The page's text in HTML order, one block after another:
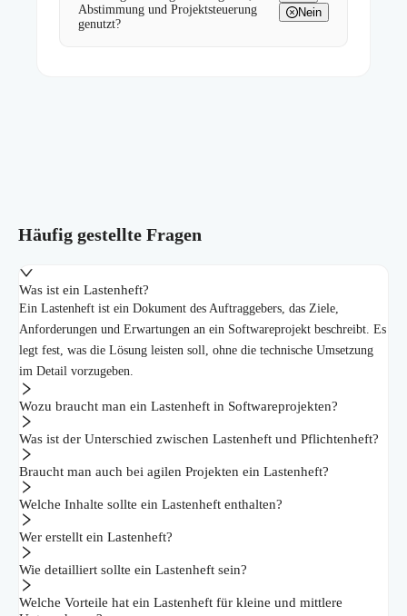
Abstimmung und Projektsteuerung
genutzt?
Nein
Häufig gestellte Fragen
Was ist ein Lastenheft?
Ein Lastenheft ist ein Dokument des Auftraggebers, das Ziele,
Anforderungen und Erwartungen an ein Softwareprojekt beschreibt. Es
legt fest, was die Lösung leisten soll, ohne die technische Umsetzung
im Detail vorzugeben.
Wozu braucht man ein Lastenheft in Softwareprojekten?
Was ist der Unterschied zwischen Lastenheft und Pflichtenheft?
Braucht man auch bei agilen Projekten ein Lastenheft?
Welche Inhalte sollte ein Lastenheft enthalten?
Wer erstellt ein Lastenheft?
Wie detailliert sollte ein Lastenheft sein?
Welche Vorteile hat ein Lastenheft für kleine und mittlere